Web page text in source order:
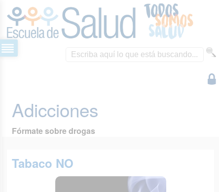
Adicciones
Fórmate sobre drogas
Tabaco NO